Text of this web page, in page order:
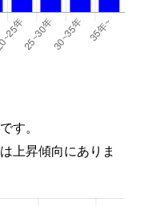
す。
上昇傾向にありま